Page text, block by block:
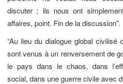
discuter ; ils nous ont
affaires, point. Fin de la discussion”.
“Au lieu du dialogue global civilisé
sont venus à un renversement de
le pays dans le chaos, dans
social, dans une guerre civile avec